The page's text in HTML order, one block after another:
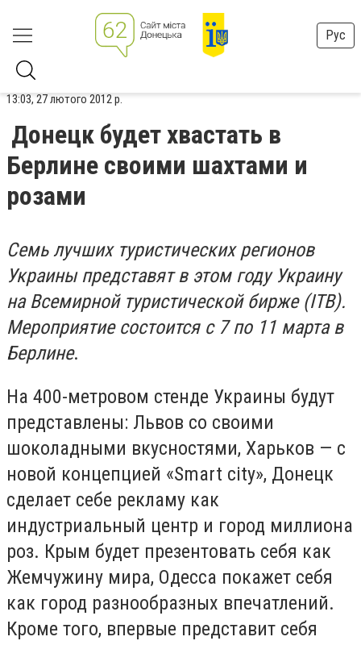
Рус
13:03, 27 лютого 2012 р.
Донецк будет хвастать в
Берлине своими шахтами и
розами
Семь лучших туристических регионов
Украины представят в этом году Украину
на Всемирной туристической бирже (ITB).
Мероприятие состоится с 7 по 11 марта в
Берлине.
На 400-метровом стенде Украины будут
представлены: Львов со своими
шоколадными вкусностями, Харьков — с
новой концепцией «Smart city», Донецк
сделает себе рекламу как
индустриальный центр и город миллиона
роз. Крым будет презентовать себя как
Жемчужину мира, Одесса покажет себя
как город разнообразных впечатлений.
Кроме того, впервые представит себя